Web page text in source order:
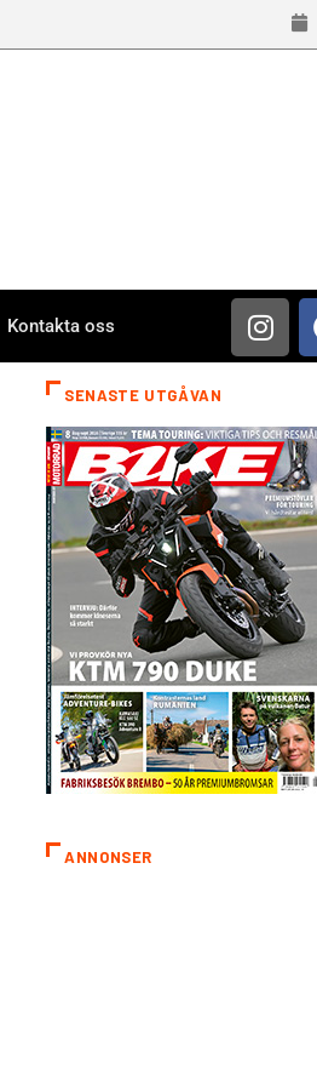
Kontakta oss
SENASTE UTGÅVAN
ANNONSER